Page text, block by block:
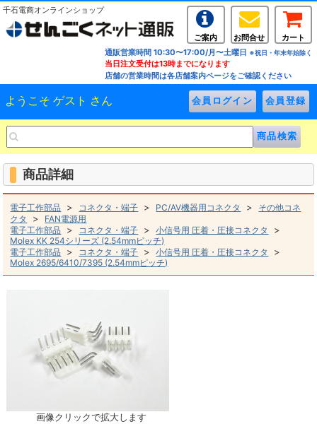
千石電商オンラインショップ
ご案内 お問合せ
カート
通販営業時間 10:30〜17:00/月〜土曜日 ※祝日・年末年始除く
当日注文受付は13時までになります
店舗の営業時間は各店舗案内ページをご確認ください
ようこそ ゲスト さん
商品詳細
電子工作部品 > コネクタ・端子 > PC/AV機器用コネクタ > その他コネ
クタ
> FAN電源用
電子工作部品
> コネクタ・端子 >小信号用 圧着・圧接コネクタ >
Molex KK 254シリーズ (2.54mmピッチ)
電子工作部品
> コネクタ・端子 >小信号用 圧着・圧接コネクタ >
Molex 2695/6410/7395 (2.54mmピッチ)
画像クリックで拡大します